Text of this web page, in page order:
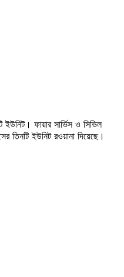
ইউনিট। ফায়ার সার্ভিস ও সিভিল
তিনটি ইউনিট রওয়ানা দিয়েছে।